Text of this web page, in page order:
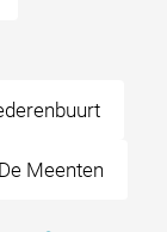
De Meenten